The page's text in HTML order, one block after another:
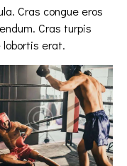
Cras congue eros
Cras turpis
erat.